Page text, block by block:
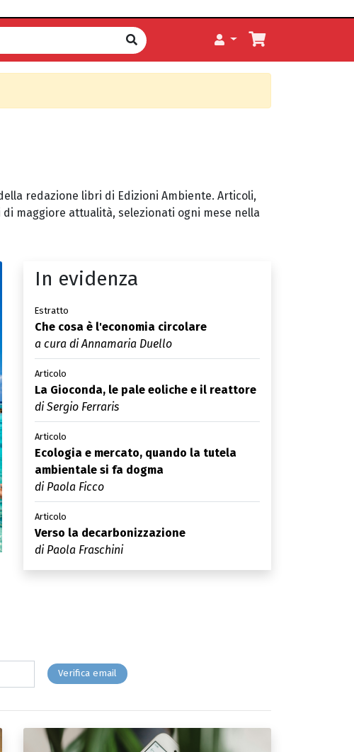
redazione libri di Edizioni Ambiente. Articoli,
maggiore attualità, selezionati ogni mese nella
In evidenza
Estratto
Che cosa è l'economia circolare
a cura di Annamaria Duello
Articolo
La Gioconda, le pale eoliche e il reattore
di Sergio Ferraris
Articolo
Ecologia e mercato, quando la tutela
ambientale si fa dogma
di Paola Ficco
Articolo
Verso la decarbonizzazione
di Paola Fraschini
Verifica email